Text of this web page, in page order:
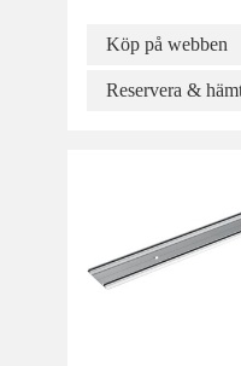
Köp på webben
Reservera &